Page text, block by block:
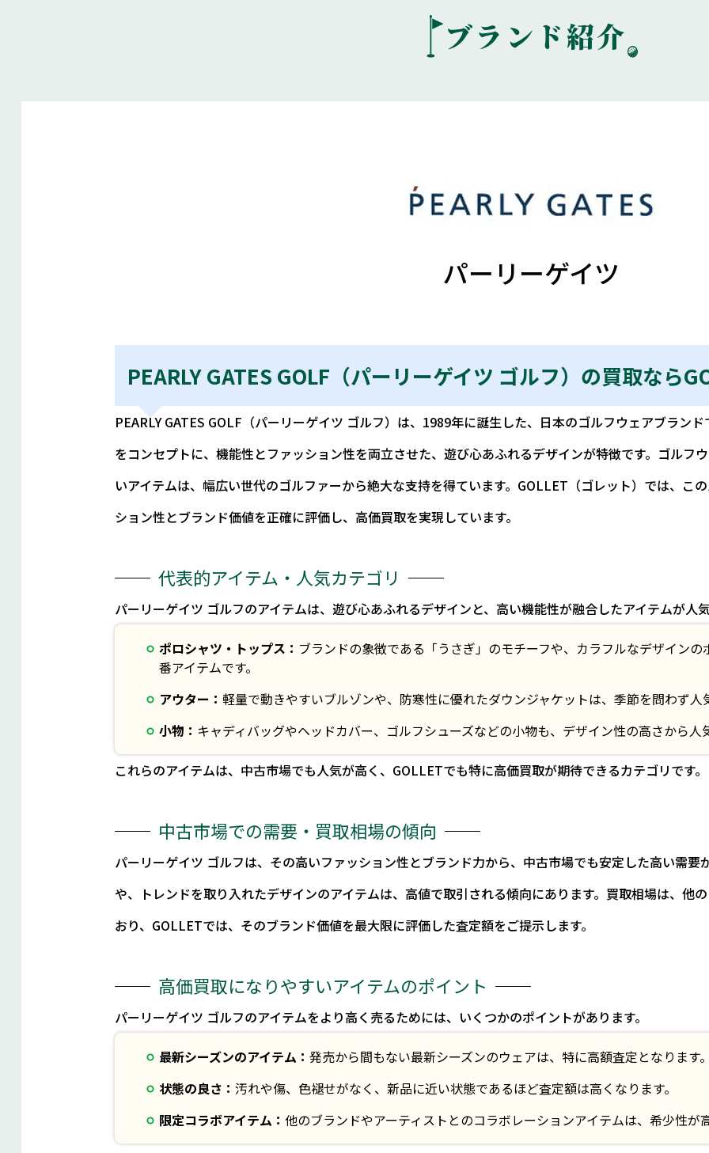
ブランド紹介
パーリーゲイツ
PEARLY GATES GOLF（パーリーゲイツ ゴルフ）の買取なら
PEARLY GATES GOLF（パーリーゲイツ ゴルフ）は、1989年に誕生した、日本のゴルフウェアブラン
をコンセプトに、機能性とファッション性を両立させた、遊び心あふれるデザインが特徴です。ゴルフ
いアイテムは、幅広い世代のゴルファーから絶大な支持を得ています。GOLLET（ゴレット）では、こ
ション性とブランド価値を正確に評価し、高価買取を実現しています。
代表的アイテム・人気カテゴリ
パーリーゲイツ ゴルフのアイテムは、遊び心あふれるデザインと、高い機能性が融合したアイテムが人
ポロシャツ・トップス： ブランドの象徴である「うさぎ」のモチーフや、カラフルなデザイン
番アイテムです。
アウター： 軽量で動きやすいブルゾンや、防寒性に優れたダウンジャケットは、季節を問わず人
小物： キャディバッグやヘッドカバー、ゴルフシューズなどの小物も、デザイン性の高さから人
これらのアイテムは、中古市場でも人気が高く、GOLLETでも特に高価買取が期待できるカテゴリです。
中古市場での需要・買取相場の傾向
パーリーゲイツ ゴルフは、その高いファッション性とブランド力から、中古市場でも安定した高い需要
や、トレンドを取り入れたデザインのアイテムは、高値で取引される傾向にあります。買取相場は、他
おり、GOLLETでは、そのブランド価値を最大限に評価した査定額をご提示します。
高価買取になりやすいアイテムのポイント
パーリーゲイツ ゴルフのアイテムをより高く売るためには、いくつかのポイントがあります。
最新シーズンのアイテム：発売から間もない最新シーズンのウェアは、特に高額査定となります
状態の良さ：汚れや傷、色褪せがなく、新品に近い状態であるほど査定額は高くなります。
限定コラボアイテム：他のブランドやアーティストとのコラボレーションアイテムは、希少性が